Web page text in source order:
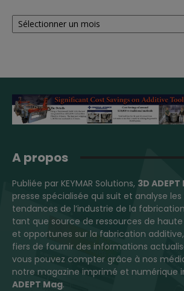
Archives
A propos
Publiée par KEYMAR Solutions, 3D
presse spécialisée qui suit et analyse les
tendances de l’industrie de la
tant que source de ressources de
et opportunes sur la fabrication
fiers de fournir des informations
vous pouvez compter grâce à nos
notre magazine imprimé et numérique
ADEPT Mag.